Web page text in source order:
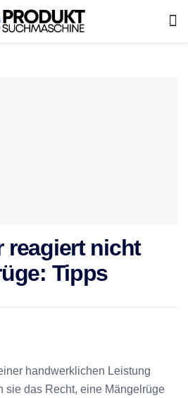
reagiert nicht
Tipps
handwerklichen Leistung
sie das Recht, eine Mängelrüge